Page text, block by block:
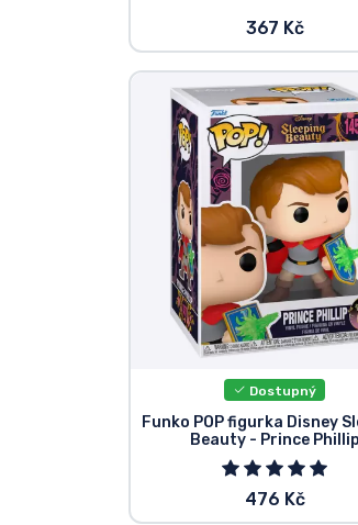
367 Kč
Dostupný
Funko POP figurka Disney
Beauty - Prince Phillip
476 Kč
Hudební věci
Typy produktů